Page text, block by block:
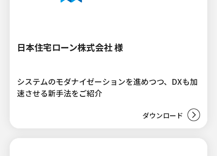
日本住宅ローン株式会社 様
システムのモダナイゼーションを進めつつ、DXも加
速させる新手法をご紹介
ダウンロード